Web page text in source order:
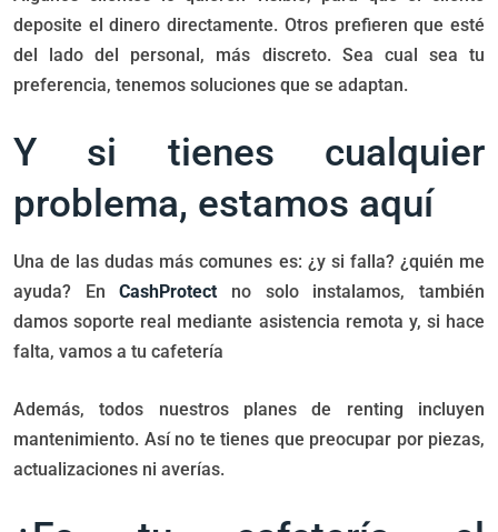
deposite el dinero directamente. Otros prefieren que esté
del lado del personal, más discreto. Sea cual sea tu
preferencia, tenemos soluciones que se adaptan.
Y si tienes cualquier
problema, estamos aquí
Una de las dudas más comunes es: ¿y si falla? ¿quién me
ayuda? EnCashProtect no solo instalamos, también
damos soporte real mediante asistencia remota y, si hace
falta, vamos a tu cafetería
Además, todos nuestros planes de renting incluyen
mantenimiento. Así no te tienes que preocupar por piezas,
actualizaciones ni averías.